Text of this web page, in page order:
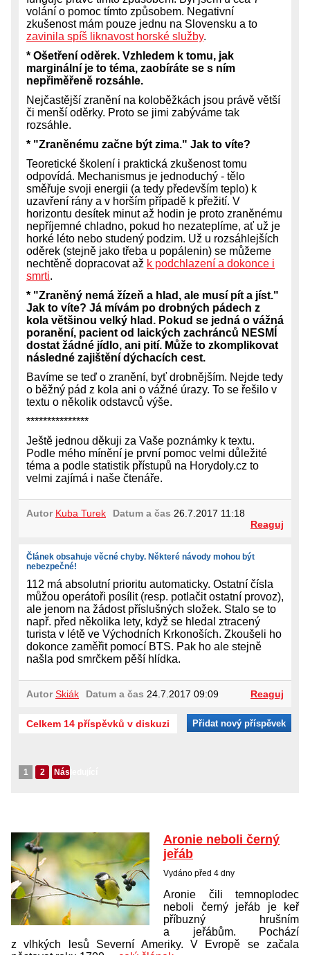
volání o pomoc tímto způsobem. Negativní
zkušenost mám pouze jednu na Slovensku a to
zavinila spíš liknavost horské služby.
* Ošetření oděrek. Vzhledem k tomu, jak
marginální je to téma, zaobíráte se s ním
nepřiměřeně rozsáhle.
Nejčastější zranění na koloběžkách jsou právě větší
či menší oděrky. Proto se jimi zabýváme tak
rozsáhle.
* "Zraněnému začne být zima." Jak to víte?
Teoretické školení i praktická zkušenost tomu
odpovídá. Mechanismus je jednoduchý - tělo
směřuje svoji energii (a tedy především teplo) k
uzavření rány a v horším případě k přežití. V
horizontu desítek minut až hodin je proto zraněnému
nepříjemné chladno, pokud ho nezateplíme, ať už je
horké léto nebo studený podzim. Už u rozsáhlejších
oděrek (stejně jako třeba u popálenin) se můžeme
nechtěně dopracovat až k podchlazení a dokonce i
smrti.
* "Zraněný nemá žízeň a hlad, ale musí pít a jíst."
Jak to víte? Já mívám po drobných pádech z
kola většinou velký hlad. Pokud se jedná o vážná
poranění, pacient od laických zachránců NESMÍ
dostat žádné jídlo, ani pití. Může to zkomplikovat
následné zajištění dýchacích cest.
Bavíme se teď o zranění, byť drobnějším. Nejde tedy
o běžný pád z kola ani o vážné úrazy. To se řešilo v
textu o několik odstavců výše.
***************
Ještě jednou děkuji za Vaše poznámky k textu.
Podle mého mínění je první pomoc velmi důležité
téma a podle statistik přístupů na Horydoly.cz to
velmi zajímá i naše čtenáře.
Autor Kuba Turek Datum a čas 26.7.2017 11:18
Reaguj
Článek obsahuje věcné chyby. Některé návody mohou být
nebezpečné!
112 má absolutní prioritu automaticky. Ostatní čísla
můžou operátoři posílit (resp. potlačit ostatní provoz),
ale jenom na žádost příslušných složek. Stalo se to
např. před několika lety, když se hledal ztracený
turista v létě ve Východních Krkonoších. Zkoušeli ho
dokonce zaměřit pomocí BTS. Pak ho ale stejně
našla pod smrčkem pěší hlídka.
Autor Skiák Datum a čas 24.7.2017 09:09 Reaguj
Celkem 14 příspěvků v diskuzi Přidat nový příspěvek
1 2 Následující
Aronie neboli černý
jeřáb
Vydáno před 4 dny
Aronie čili temnoplodec
neboli černý jeřáb je keř
příbuzný hrušním
a jeřábům. Pochází
z vlhkých lesů Severní Ameriky. V Evropě se začala